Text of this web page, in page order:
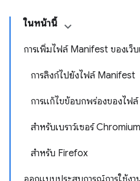
ในหน้านี้
การเพิ่มไฟล์ Manifest ของเว็
การลิงก์ไปยังไฟล์ Manifest
การแก้ไขข้อบกพร่องของไฟ
สำหรับเบราว์เซอร์ Chromium
สำหรับ Firefox